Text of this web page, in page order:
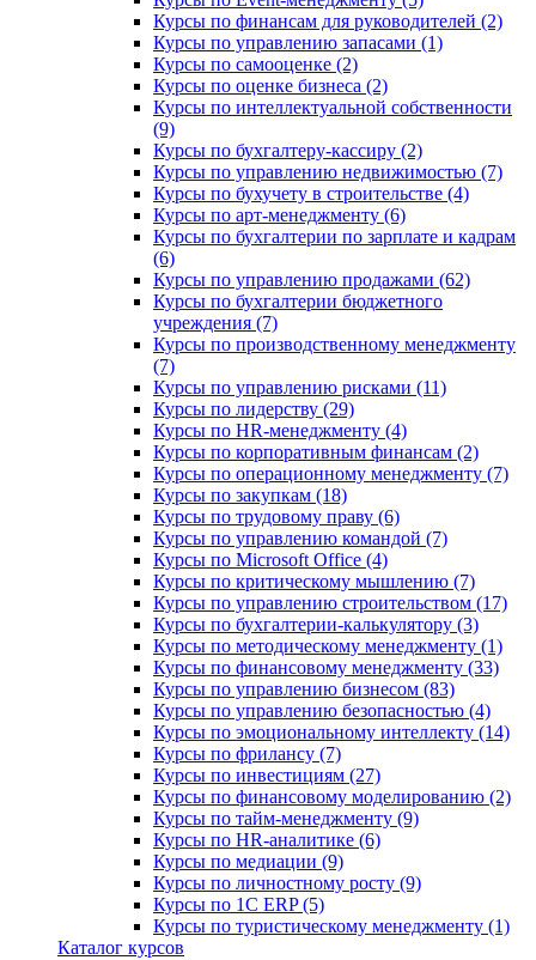
Курсы по финансам для руководителей (2)
Курсы по управлению запасами (1)
Курсы по самооценке (2)
Курсы по оценке бизнеса (2)
Курсы по интеллектуальной собственности
(9)
Курсы по бухгалтеру-кассиру (2)
Курсы по управлению недвижимостью (7)
Курсы по бухучету в строительстве (4)
Курсы по арт-менеджменту (6)
Курсы по бухгалтерии по зарплате и кадрам
(6)
Курсы по управлению продажами (62)
Курсы по бухгалтерии бюджетного
учреждения (7)
Курсы по производственному менеджменту
(7)
Курсы по управлению рисками (11)
Курсы по лидерству (29)
Курсы по HR-менеджменту (4)
Курсы по корпоративным финансам (2)
Курсы по операционному менеджменту (7)
Курсы по закупкам (18)
Курсы по трудовому праву (6)
Курсы по управлению командой (7)
Курсы по Microsoft Office (4)
Курсы по критическому мышлению (7)
Курсы по управлению строительством (17)
Курсы по бухгалтерии-калькулятору (3)
Курсы по методическому менеджменту (1)
Курсы по финансовому менеджменту (33)
Курсы по управлению бизнесом (83)
Курсы по управлению безопасностью (4)
Курсы по эмоциональному интеллекту (14)
Курсы по фрилансу (7)
Курсы по инвестициям (27)
Курсы по финансовому моделированию (2)
Курсы по тайм-менеджменту (9)
Курсы по HR-аналитике (6)
Курсы по медиации (9)
Курсы по личностному росту (9)
Курсы по 1С ERP (5)
Курсы по туристическому менеджменту (1)
Каталог курсов